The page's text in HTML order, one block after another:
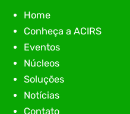
Home
Conheça a ACIRS
Eventos
Núcleos
Soluções
Notícias
Contato